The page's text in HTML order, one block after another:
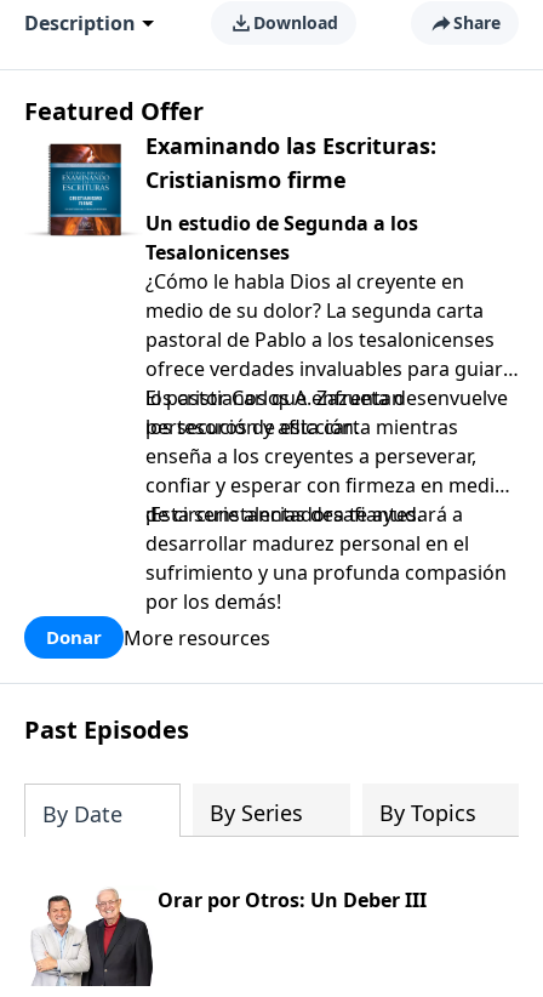
Description Download Share
Featured Offer
Examinando las Escrituras:
Cristianismo firme
Un estudio de Segunda a los
Tesalonicenses
¿Cómo le habla Dios al creyente en
medio de su dolor? La segunda carta
pastoral de Pablo a los tesalonicenses
ofrece verdades invaluables para guiar a
los cristianos que enfrentan
persecución y aflicción.
El pastor Carlos A. Zazueta desenvuelve
los tesoros de esta carta mientras
enseña a los creyentes a perseverar,
confiar y esperar con firmeza en medio
de circunstancias desafiantes.
¡Esta serie alentadora te ayudará a
desarrollar madurez personal en el
sufrimiento y una profunda compasión
por los demás!
Donar More resources
Past Episodes
By Date By Series By Topics
Orar por Otros: Un Deber III